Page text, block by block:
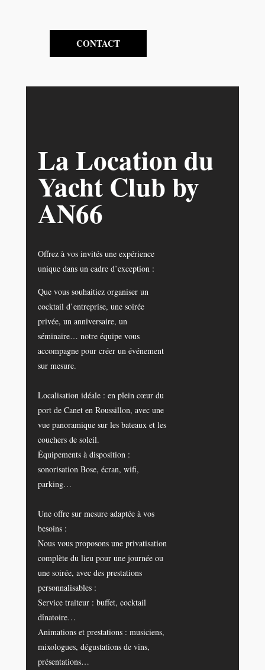
CONTACT
La Location du
Yacht Club by
AN66
Offrez à vos invités une expérience
unique dans un cadre d’exception :
Que vous souhaitiez organiser un
cocktail d’entreprise, une soirée
privée, un anniversaire, un
séminaire… notre équipe vous
accompagne pour créer un événement
sur mesure.
Localisation idéale : en plein cœur du
port de Canet en Roussillon, avec une
vue panoramique sur les bateaux et les
couchers de soleil.
Équipements à disposition :
sonorisation Bose, écran, wifi,
parking…
Une offre sur mesure adaptée à vos
besoins :
Nous vous proposons une privatisation
complète du lieu pour une journée ou
une soirée, avec des prestations
personnalisables :
Service traiteur : buffet, cocktail
dînatoire…
Animations et prestations : musiciens,
mixologues, dégustations de vins,
présentations…